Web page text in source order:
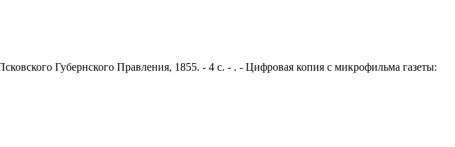
Губернского Правления, 1855. - 4 с. - . - Цифровая копия с микрофильма газеты: